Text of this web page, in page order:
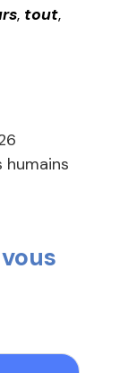
, tout,
humains